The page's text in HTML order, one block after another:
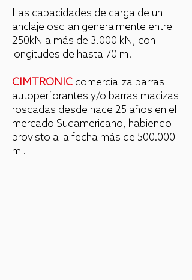
Las capacidades de carga de un
anclaje oscilan generalmente entre
250kN a más de 3.000 kN, con
longitudes de hasta 70 m.
CIMTRONIC comercializa barras
autoperforantes y/o barras macizas
roscadas desde hace 25 años en el
mercado Sudamericano, habiendo
provisto a la fecha más de 500.000
ml.